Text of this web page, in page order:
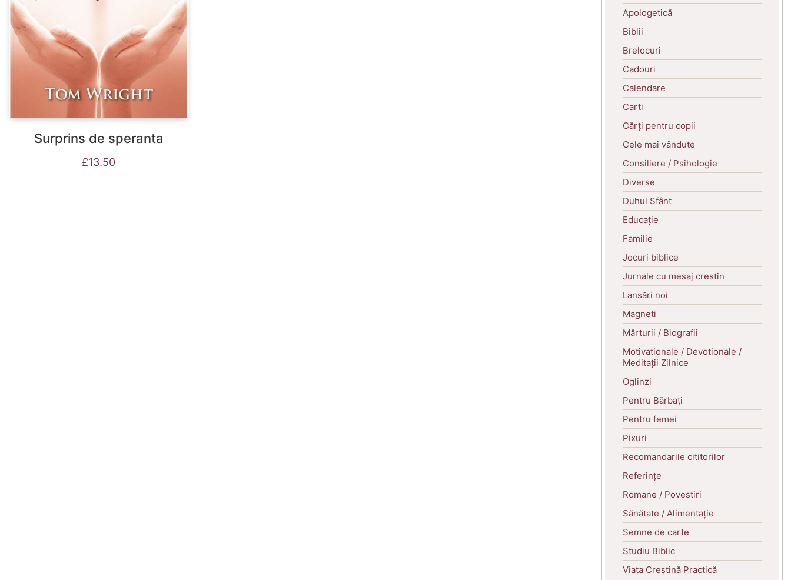
Surprins de speranta
£13.50
Apologetică
Biblii
Brelocuri
Cadouri
Calendare
Carti
Cărți pentru copii
Cele mai vândute
Consiliere / Psihologie
Diverse
Duhul Sfânt
Educație
Familie
Jocuri biblice
Jurnale cu mesaj crestin
Lansări noi
Magneti
Mărturii / Biografii
Motivationale / Devotionale /
Meditații Zilnice
Oglinzi
Pentru Bărbați
Pentru femei
Pixuri
Recomandarile cititorilor
Referințe
Romane / Povestiri
Sănătate / Alimentație
Semne de carte
Studiu Biblic
Viața Creștină Practică